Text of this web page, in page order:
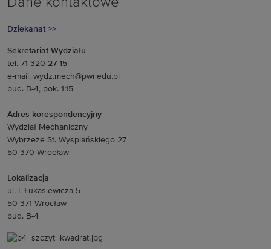
Dziekanat >>
Sekretariat Wydziału
tel. 71 320 27 15
e-mail: wydz.mech@pwr.edu.pl
bud. B-4, pok. 1.15
Adres korespondencyjny
Wydział Mechaniczny
Wybrzeże St. Wyspiańskiego 27
50-370 Wrocław
Lokalizacja
ul. I. Łukasiewicza 5
50-371 Wrocław
bud. B-4